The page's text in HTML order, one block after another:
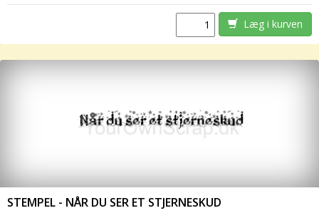
Læg i kurven
STEMPEL - NÅR DU SER ET STJERNESKUD